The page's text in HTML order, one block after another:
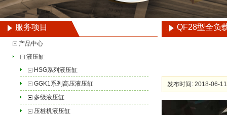
服务项目
产品中心
液压缸
HSG系列液压缸
GGK1系列高压液压缸
多级液压缸
压桩机液压缸
QF28型全负
发布时间: 2018-06-